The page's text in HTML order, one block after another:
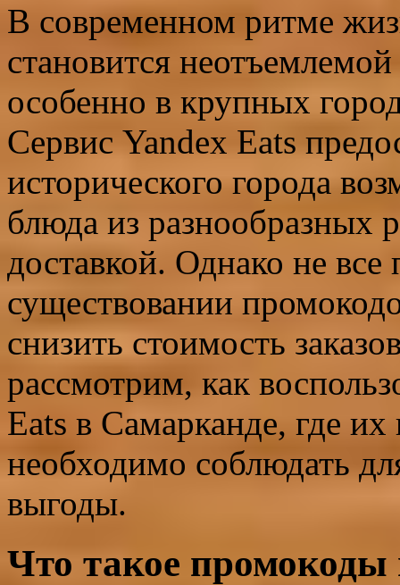
В современном ритме
становится
особенно в крупных
Сервис Yandex Eats
исторического города
блюда из разнообразных
доставкой. Однако не все
существовании
снизить стоимость
рассмотрим, как
Eats в Самарканде, где
необходимо соблюдать
выгоды.
Что такое